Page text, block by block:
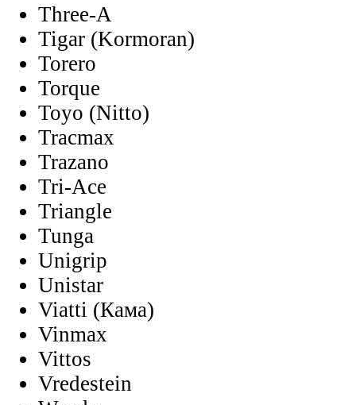
Three-A
Tigar (Kormoran)
Torero
Torque
Toyo (Nitto)
Tracmax
Trazano
Tri-Ace
Triangle
Tunga
Unigrip
Unistar
Viatti (Кама)
Vinmax
Vittos
Vredestein